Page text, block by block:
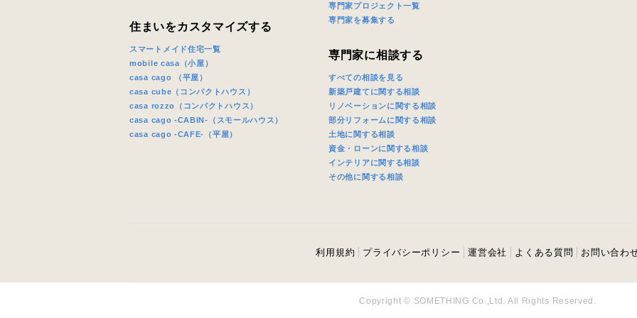
住まいをカスタマイズする
スマートメイド住宅一覧
mobile casa（小屋）
casa cago （平屋）
casa cube（コンパクトハウス）
casa rozzo（コンパクトハウス）
casa cago -CABIN-（スモールハウス）
casa cago -CAFE-（平屋）
専門家プロジェクト一覧
専門家を募集する
専門家に相談する
すべての相談を見る
新築戸建てに関する相談
リノベーションに関する相談
部分リフォームに関する相談
土地に関する相談
資金・ローンに関する相談
インテリアに関する相談
その他に関する相談
利用規約 プライバシーポリシー 運営会社 よくある質問 お問い合わ
Copyright © SOMETHING Co.,Ltd. All Rights Reserved.